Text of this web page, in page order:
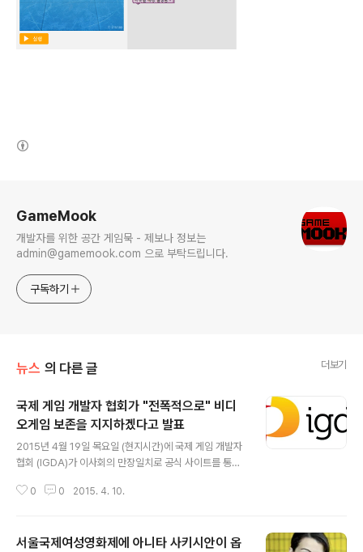
GameMook
개발자를 위한 공간 게임묵 - 제보나 정보는
admin@gamemook.com 으로 부탁드립니다.
구독하기
뉴스 의 다른 글 더보기
국제 게임 개발자 협회가 "전폭적으로" 비디
오게임 보존을 지지하겠다고 발표
2015년 4월 19일 목요일 (현지시간)에 국제 게임 개발자
협회 (IGDA)가 이사회의 만장일치로 공식 사이트를 통해
공식 선언은 다음과 같습니다. 오늘, IGDA 이사회의 만장
화 유물 입니다. 국제 게임 개발자 협회 (IGDA)는 연구하
0 0 2015. 4. 10.
서울국제여성영화제에 아니타 사키시안이 옵